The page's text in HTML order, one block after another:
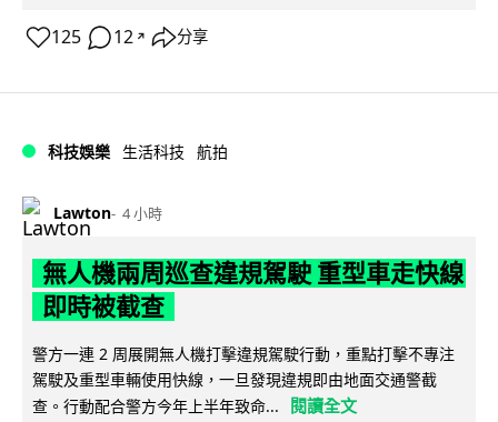
125 12 ↗ 分享
科技娛樂 生活科技 航拍
Lawton 4 小時
無人機兩周巡查違規駕駛 重型車走快線
即時被截查
警方一連 2 周展開無人機打擊違規駕駛行動，重點打擊不專注
駕駛及重型車輛使用快線，一旦發現違規即由地面交通警截
查。行動配合警方今年上半年致命...
閱讀全文